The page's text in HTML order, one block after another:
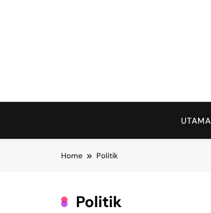
UTAMA
Home Politik
Politik